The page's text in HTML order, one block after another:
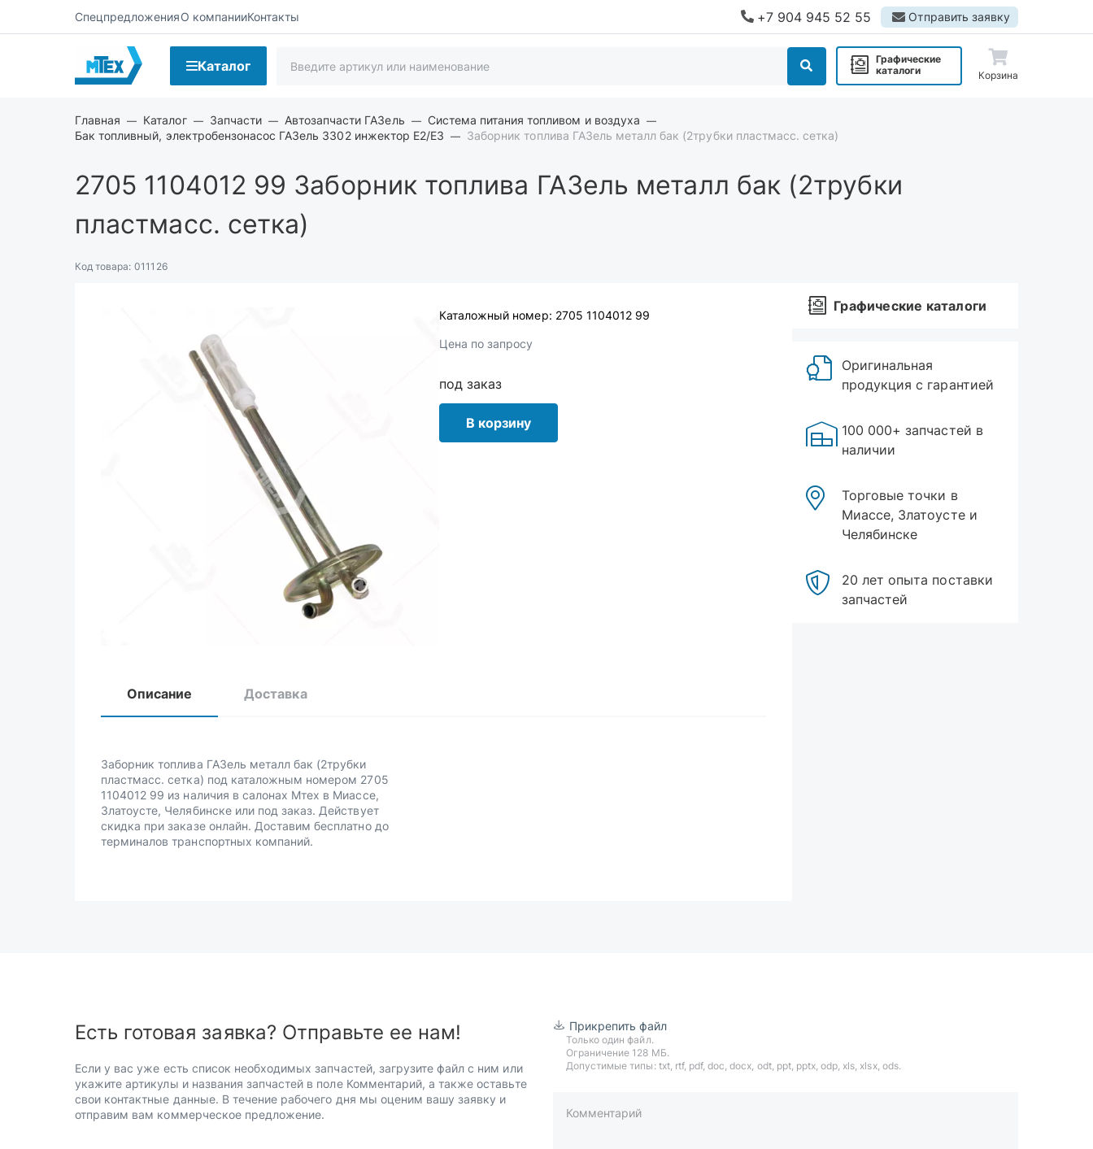
СпецпредложенияО компанииКонтакты +7 904 945 52 55 Отправить заявку
Каталог
Графические
каталоги
Корзина
Главная Каталог Запчасти Автозапчасти ГАЗель
Система питания топливом и воздуха
Бак топливный, электробензонасос ГАЗель 3302 инжектор Е2/Е3
Заборник топлива ГАЗель металл бак (2трубки пластмасс. сетка)
2705 1104012 99 Заборник топлива ГАЗель металл бак (2трубки
пластмасс. сетка)
Код товара: 011126
Каталожный номер: 2705 1104012 99
Цена по запросу
под заказ
В корзину
Описание Доставка
Заборник топлива ГАЗель металл бак (2трубки
пластмасс. сетка) под каталожным номером 2705
1104012 99 из наличия в салонах Мтех в Миассе,
Златоусте, Челябинске или под заказ. Действует
скидка при заказе онлайн. Доставим бесплатно до
терминалов транспортных компаний.
Графические каталоги
Оригинальная
продукция с гарантией
100 000+ запчастей в
наличии
Торговые точки в
Миассе, Златоусте и
Челябинске
20 лет опыта поставки
запчастей
Есть готовая заявка? Отправьте ее нам!
Если у вас уже есть список необходимых запчастей, загрузите файл с ним или
укажите артикулы и названия запчастей в поле Комментарий, а также оставьте
свои контактные данные. В течение рабочего дня мы оценим вашу заявку и
отправим вам коммерческое предложение.
Прикрепить файл
Только один файл.
Ограничение 128 МБ.
Допустимые типы: txt, rtf, pdf, doc, docx, odt, ppt, pptx, odp, xls, xlsx, ods.
Комментарий
пример: 89511234567 или +79511324567